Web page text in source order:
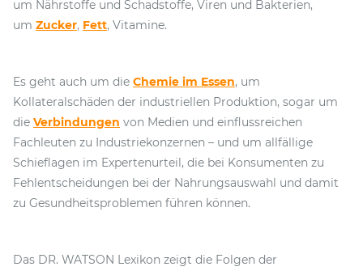
um Nährstoffe und Schadstoffe, Viren und Bakterien,
um Zucker, Fett, Vitamine.
Es geht auch um die Chemie im Essen, um
Kollateralschäden der industriellen Produktion, sogar um
die Verbindungen von Medien und einflussreichen
Fachleuten zu Industriekonzernen – und um allfällige
Schieflagen im Expertenurteil, die bei Konsumenten zu
Fehlentscheidungen bei der Nahrungsauswahl und damit
zu Gesundheitsproblemen führen können.
Das DR. WATSON Lexikon zeigt die Folgen der